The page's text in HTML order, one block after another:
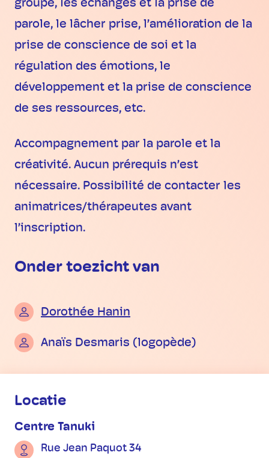
groupe, les échanges et la prise de
parole, le lâcher prise, l’amélioration de la
prise de conscience de soi et la
régulation des émotions, le
développement et la prise de conscience
de ses ressources, etc.
Accompagnement par la parole et la
créativité. Aucun prérequis n’est
nécessaire. Possibilité de contacter les
animatrices/thérapeutes avant
l’inscription.
Onder toezicht van
Dorothée Hanin
Anaïs Desmaris (logopède)
Praktische informatie
Locatie
Centre Tanuki
Rue Jean Paquot 34